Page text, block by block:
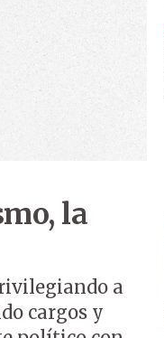
la
a
cargos y